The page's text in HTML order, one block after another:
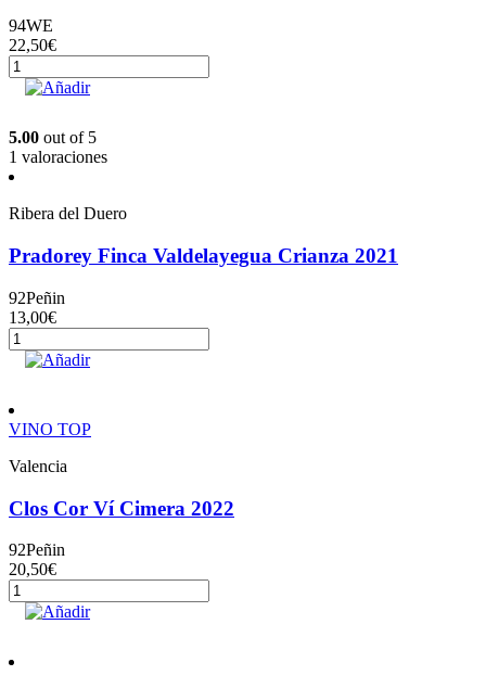
94WE
22,50€
Emilio
MoroAñadir
5.00 out of 5
1 valoraciones
Ribera del Duero
Pradorey Finca Valdelayegua Crianza 2021
92Peñin
13,00€
Pradorey
Finca
2021
cantidad
Añadir
VINO TOP
Valencia
Clos Cor Ví Cimera 2022
92Peñin
20,50€
Clos
Cor
2022
Añadir